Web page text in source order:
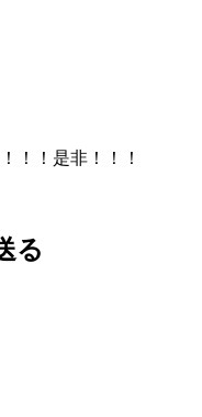
！！是非！！！
る